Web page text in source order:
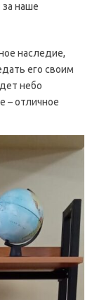
наше
наследие,
его своим
небо
– отличное